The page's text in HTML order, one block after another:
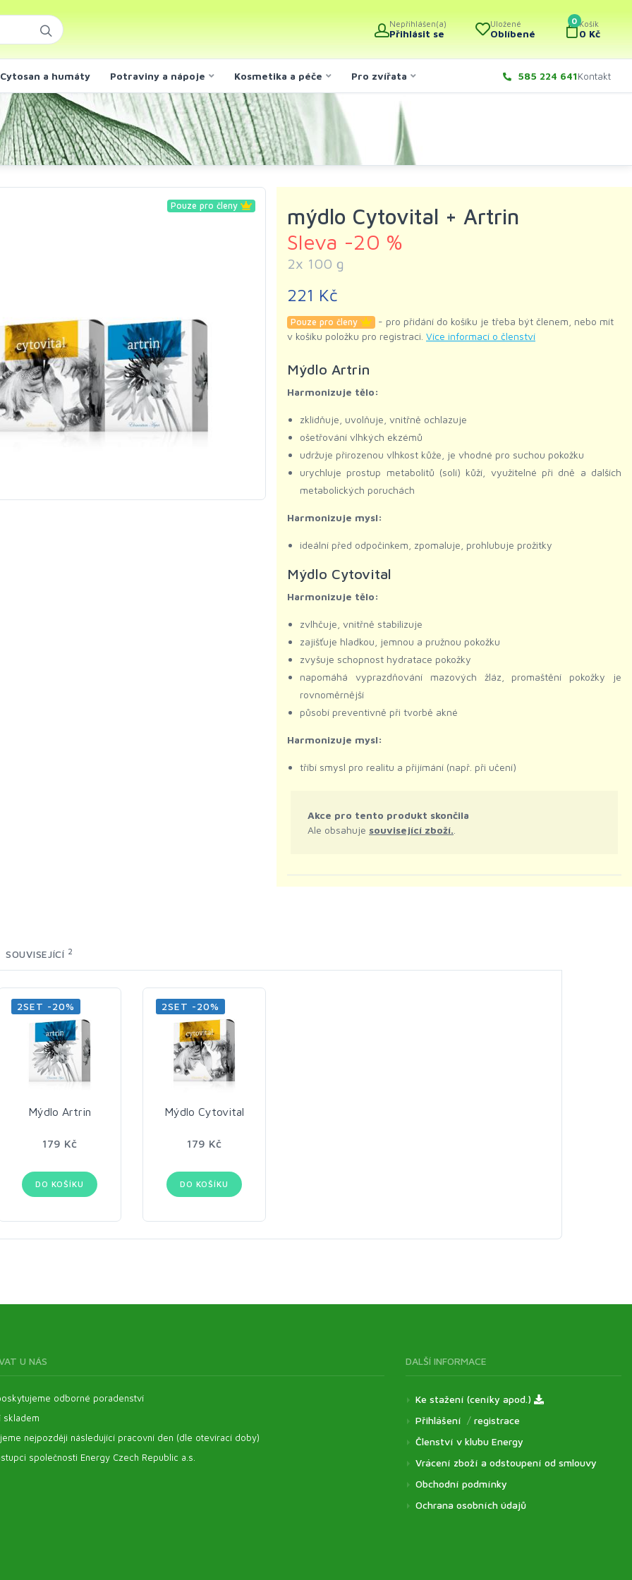
Nepřihlášen(a)
Přihlásit se
Uložené
Oblíbené
0 Košík
0 Kč
Cytosan a humáty Potraviny a nápoje Kosmetika a péče Pro zvířata 585 224 641Kontakt
Pouze pro členy
mýdlo Cytovital + Artrin
Sleva -20 %
2x 100 g
221 Kč
Pouze pro členy
- pro přidání do košíku je třeba být členem, nebo mít
v košíku položku pro registraci. Více informací o členství
Mýdlo Artrin
Harmonizuje tělo:
zklidňuje, uvolňuje, vnitřně ochlazuje
ošetřování vlhkých ekzémů
udržuje přirozenou vlhkost kůže, je vhodné pro suchou pokožku
urychluje prostup metabolitů (solí) kůží, využitelné při dně a dalších
metabolických poruchách
Harmonizuje mysl:
ideální před odpočinkem, zpomaluje, prohlubuje prožitky
Mýdlo Cytovital
Harmonizuje tělo:
zvlhčuje, vnitřně stabilizuje
zajišťuje hladkou, jemnou a pružnou pokožku
zvyšuje schopnost hydratace pokožky
napomáhá vyprazdňování mazových žláz, promaštění pokožky je
rovnoměrnější
působí preventivně při tvorbě akné
Harmonizuje mysl:
tříbí smysl pro realitu a přijímání (např. při učení)
Akce pro tento produkt skončila
Ale obsahuje související zboží.
SOUVISEJÍCÍ 2
2SET -20%
Mýdlo Artrin
179 Kč
DO KOŠÍKU
2SET -20%
Mýdlo Cytovital
179 Kč
DO KOŠÍKU
U NÁS
odborné poradenství
skladem
nejpozději následující pracovní den (dle otevírací doby)
společnosti Energy Czech Republic a.s.
DALŠÍ INFORMACE
Ke stažení (ceníky apod.)
Přihlášení / registrace
Členství v klubu Energy
Vrácení zboží a odstoupení od smlouvy
Obchodní podmínky
Ochrana osobních údajů